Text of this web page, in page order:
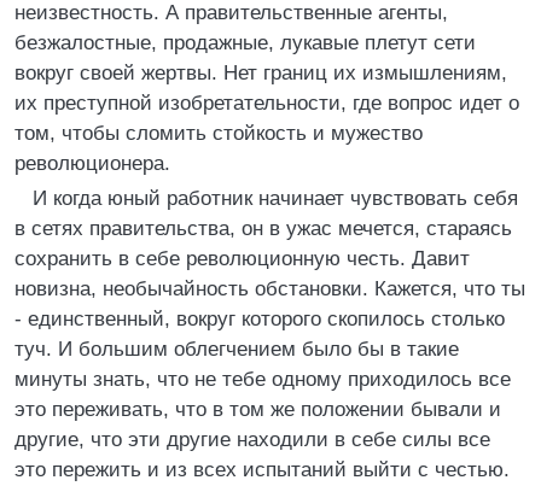
неизвестность. А правительственные агенты,
безжалостные, продажные, лукавые плетут сети
вокруг своей жертвы. Нет границ их измышлениям,
их преступной изобретательности, где вопрос идет о
том, чтобы сломить стойкость и мужество
революционера.
И когда юный работник начинает чувствовать себя
в сетях правительства, он в ужас мечется, стараясь
сохранить в себе революционную честь. Давит
новизна, необычайность обстановки. Кажется, что ты
- единственный, вокруг которого скопилось столько
туч. И большим облегчением было бы в такие
минуты знать, что не тебе одному приходилось все
это переживать, что в том же положении бывали и
другие, что эти другие находили в себе силы все
это пережить и из всех испытаний выйти с честью.